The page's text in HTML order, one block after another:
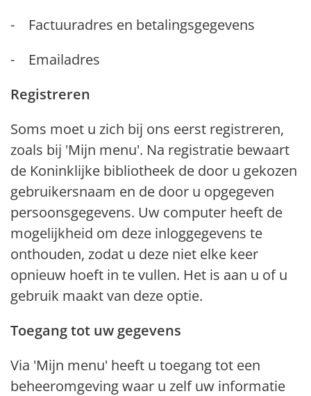
- Factuuradres en betalingsgegevens
- Emailadres
Registreren
Soms moet u zich bij ons eerst registreren,
zoals bij 'Mijn menu'. Na registratie bewaart
de Koninklijke bibliotheek de door u gekozen
gebruikersnaam en de door u opgegeven
persoonsgegevens. Uw computer heeft de
mogelijkheid om deze inloggegevens te
onthouden, zodat u deze niet elke keer
opnieuw hoeft in te vullen. Het is aan u of u
gebruik maakt van deze optie.
Toegang tot uw gegevens
Via 'Mijn menu' heeft u toegang tot een
beheeromgeving waar u zelf uw informatie